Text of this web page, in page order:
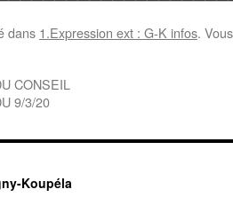
dans 1.Expression ext : G-K infos.
CONSEIL
9/3/20
Koupéla